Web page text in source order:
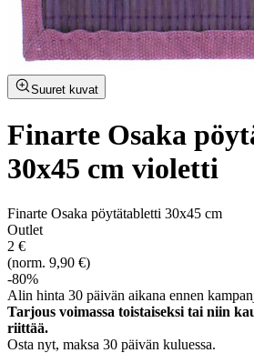
Suuret kuvat
Finarte Osaka
30x45 cm violetti
Finarte Osaka pöytätabletti 30x45 cm
Outlet
2 €
(norm. 9,90 €)
-80%
Alin hinta 30 päivän aikana ennen
Tarjous voimassa toistaiseksi tai niin
riittää.
Osta nyt, ­maksa 30 päivän kuluessa.